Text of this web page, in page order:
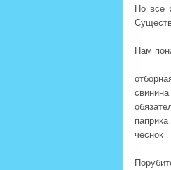
Но все
Нам
чеснок